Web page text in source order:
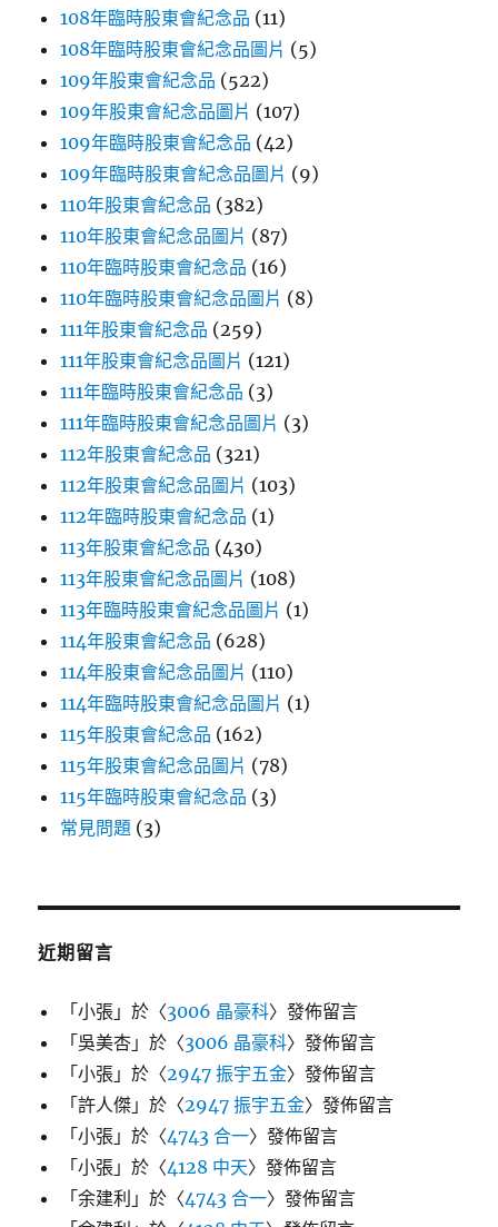
108年臨時股東會紀念品 (11)
108年臨時股東會紀念品圖片 (5)
109年股東會紀念品 (522)
109年股東會紀念品圖片 (107)
109年臨時股東會紀念品 (42)
109年臨時股東會紀念品圖片 (9)
110年股東會紀念品 (382)
110年股東會紀念品圖片 (87)
110年臨時股東會紀念品 (16)
110年臨時股東會紀念品圖片 (8)
111年股東會紀念品 (259)
111年股東會紀念品圖片 (121)
111年臨時股東會紀念品 (3)
111年臨時股東會紀念品圖片 (3)
112年股東會紀念品 (321)
112年股東會紀念品圖片 (103)
112年臨時股東會紀念品 (1)
113年股東會紀念品 (430)
113年股東會紀念品圖片 (108)
113年臨時股東會紀念品圖片 (1)
114年股東會紀念品 (628)
114年股東會紀念品圖片 (110)
114年臨時股東會紀念品圖片 (1)
115年股東會紀念品 (162)
115年股東會紀念品圖片 (78)
115年臨時股東會紀念品 (3)
常見問題 (3)
近期留言
「小張 」於〈3006 晶豪科〉發佈留言
「吳美杏 」於〈3006 晶豪科〉發佈留言
「小張 」於〈2947 振宇五金〉發佈留言
「許人傑 」於〈2947 振宇五金〉發佈留言
「小張 」於〈4743 合一〉發佈留言
「小張 」於〈4128 中天〉發佈留言
「余建利 」於〈4743 合一〉發佈留言